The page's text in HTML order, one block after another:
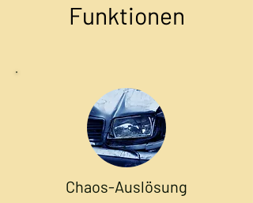
Funktionen
Chaos-Auslösung